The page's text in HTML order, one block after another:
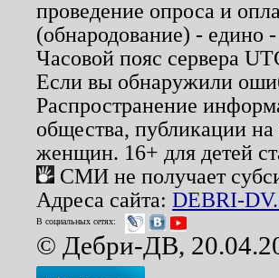
проведение опроса и
(обнародование) - едино
Часовой пояс сервера
Если вы обнаружили
Распространение
общества, публикации
женщин. 16+ для детей
СМИ не получает
Адреса сайта: DEBRI-
В социальных сетях:
© Дебри-ДВ,